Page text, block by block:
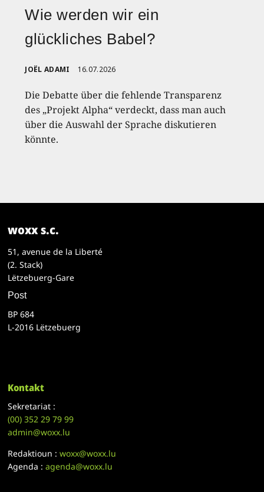
Wie werden wir ein
glückliches Babel?
JOËL ADAMI 16.07.2026
Die Debatte über die fehlende Transparenz
des „Projekt Alpha“ verdeckt, dass man auch
über die Auswahl der Sprache diskutieren
könnte.
woxx s.c.
51, avenue de la Liberté
(2. Stack)
Lëtzebuerg-Gare
Post
BP 684
L-2016 Lëtzebuerg
Kontakt
Sekretariat :
(00)352 29 79 99
admin@woxx.lu
Redaktioun :woxx@woxx.lu
Agenda :agenda@woxx.lu